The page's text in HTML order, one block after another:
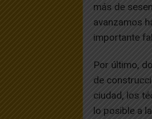
más de
avanzamos
importante
Por último,
de
ciudad, los
lo posible a